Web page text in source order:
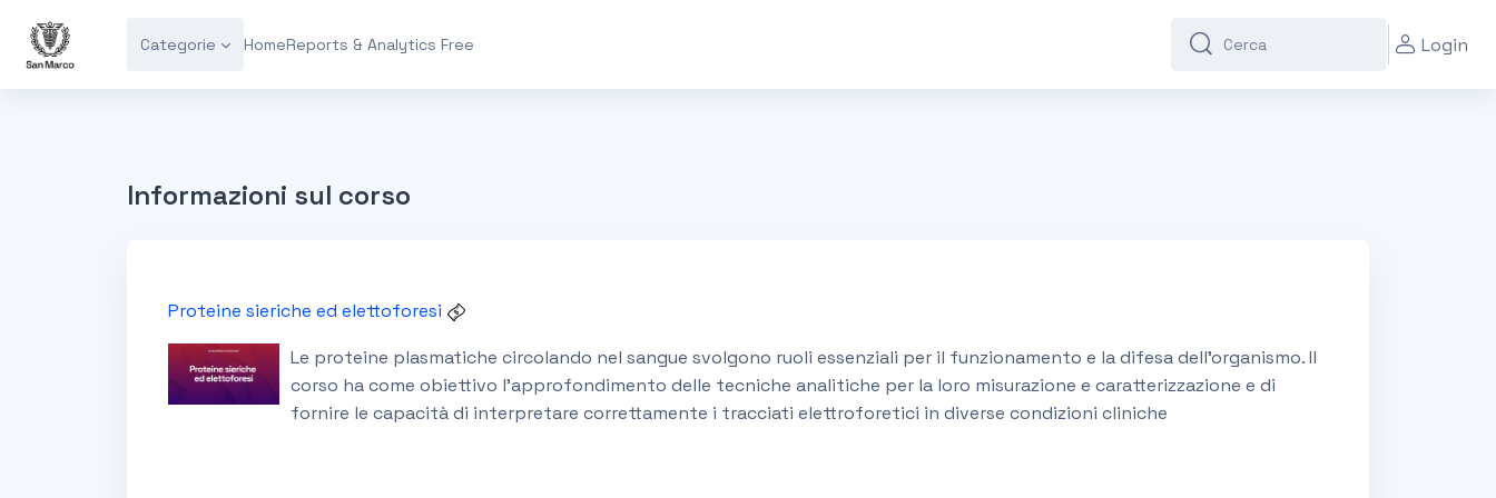
Categorie HomeReports & Analytics Free
Cerca
Cerca Login
Informazioni sul corso
Proteine sieriche ed elettoforesi
Le proteine plasmatiche circolando nel sangue svolgono ruoli essenziali per il funzionamento e la difesa dell’organismo. Il
corso ha come obiettivo l’approfondimento delle tecniche analitiche per la loro misurazione e caratterizzazione e di
fornire le capacità di interpretare correttamente i tracciati elettroforetici in diverse condizioni cliniche